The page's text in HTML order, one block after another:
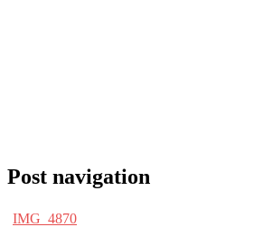
Post navigation
IMG_4870